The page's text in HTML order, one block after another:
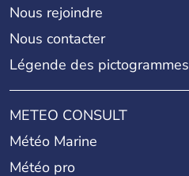
Nous rejoindre
Nous contacter
Légende des pictogrammes
METEO CONSULT
Météo Marine
Météo pro